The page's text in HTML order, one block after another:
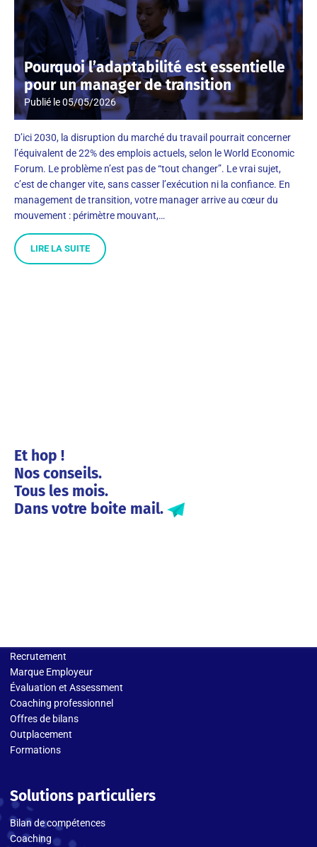
Pourquoi l’adaptabilité est essentielle
pour un manager de transition
Publié le05/05/2026
D’ici 2030, la disruption du marché du travail pourrait concerner
l’équivalent de 22% des emplois actuels, selon le World Economic
Forum. Le problème n’est pas de “tout changer”. Le vrai sujet,
c’est de changer vite, sans casser l’exécution ni la confiance. En
management de transition, votre manager arrive au cœur du
mouvement : périmètre mouvant,…
LIRE LA SUITE
Et hop !
Nos conseils.
Tous les mois.
Dans votre boite mail.
Recrutement
Marque Employeur
Évaluation et Assessment
Coaching professionnel
Offres de bilans
Outplacement
Formations
Solutions particuliers
Bilan de compétences
Coaching